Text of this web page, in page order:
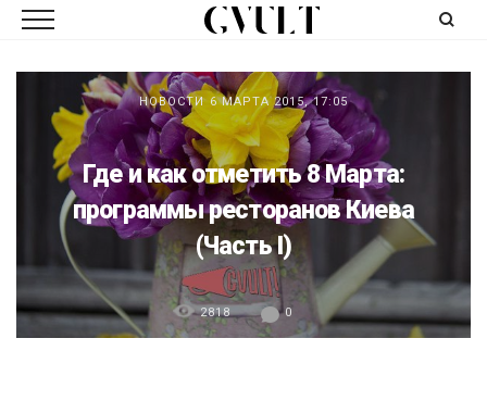
НОВОСТИ 6 МАРТА 2015, 17:05
Где и как отметить 8 Марта:
программы ресторанов Киева
(Часть I)
2818 0